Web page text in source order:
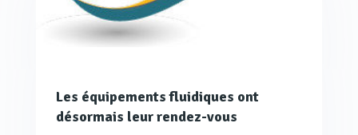
Les équipements fluidiques ont
désormais leur rendez-vous